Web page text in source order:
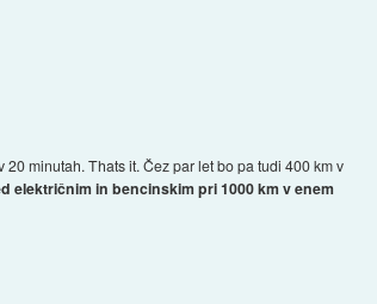
minutah. Thats it. Čez par let bo pa tudi 400 km v
električnim in bencinskim pri 1000 km v enem